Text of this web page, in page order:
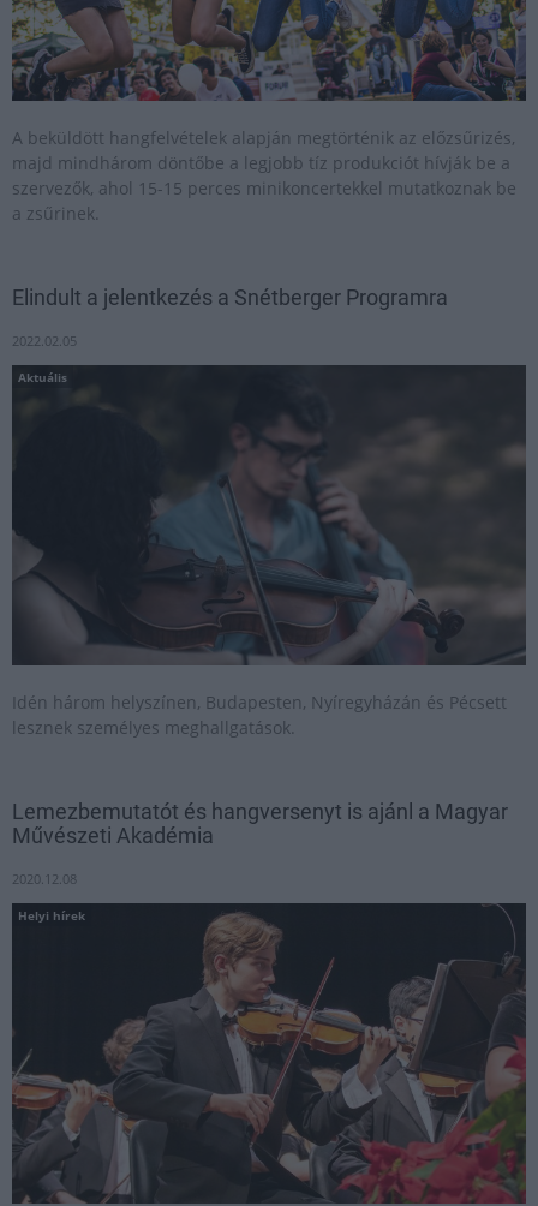
A beküldött hangfelvételek alapján megtörténik az előzsűrizés,
majd mindhárom döntőbe a legjobb tíz produkciót hívják be a
szervezők, ahol 15-15 perces minikoncertekkel mutatkoznak be
a zsűrinek.
Elindult a jelentkezés a Snétberger Programra
2022.02.05
Aktuális
Idén három helyszínen, Budapesten, Nyíregyházán és Pécsett
lesznek személyes meghallgatások.
Lemezbemutatót és hangversenyt is ajánl a Magyar
Művészeti Akadémia
2020.12.08
Helyi hírek